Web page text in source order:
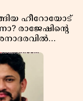
ഹീറോയോട്
രാജേഷിൻ്റെ